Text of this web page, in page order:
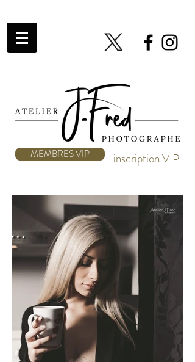
MEMBRES VIP inscription VIP